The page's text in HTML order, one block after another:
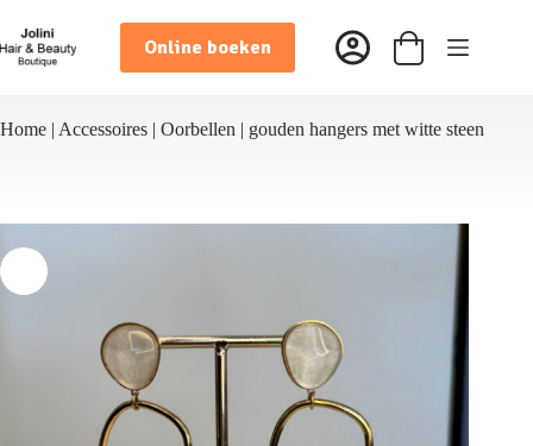
naar
de
inhoud
Online boeken Winkelwagen
Home | Accessoires | Oorbellen | gouden hangers met witte steen